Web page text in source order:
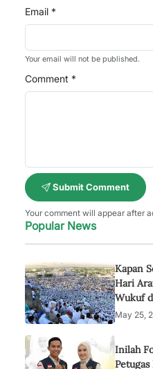
Email *
Your email will not be published.
Comment *
Submit Comment
Your comment will appear after
Popular News
Kapan
Hari
Wukuf
May 25,
Inilah